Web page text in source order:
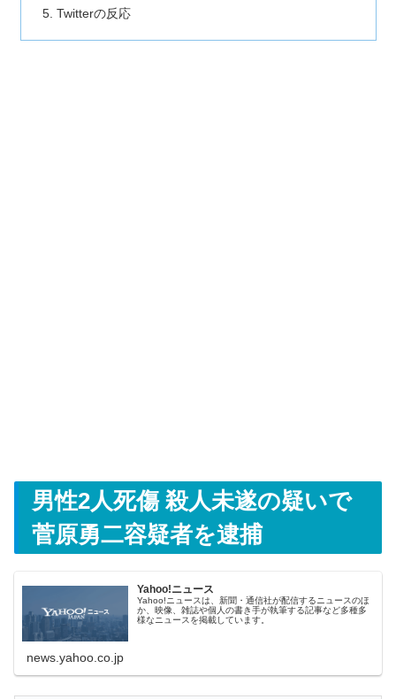
Twitterの反応
男性2人死傷 殺人未遂の疑いで
菅原勇二容疑者を逮捕
Yahoo!ニュース
Yahoo!ニュースは、新聞・通信社が配信するニュースのほ
か、映像、雑誌や個人の書き手が執筆する記事など多種多
様なニュースを掲載しています。
news.yahoo.co.jp